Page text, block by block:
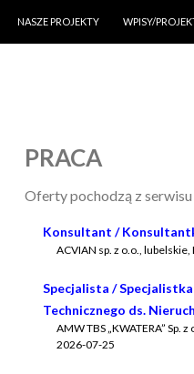
NASZE PROJEKTY WPISY/
PRACA
Oferty pochodzą z serwisu
Konsultant /
ACVIAN sp. z o.o., lubelskie,
Specjalista /
Technicznego ds.
AMW TBS „KWATERA” Sp. z
2026-07-25